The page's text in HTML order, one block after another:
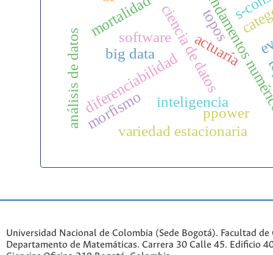
mortalidad
actuaría
ciencia de datos
diferenciabilidad
análisis de datos inteligencia
software
big data
ppower
morfismovariedad estacionaria
topos
Universidad Nacional de Colombia (Sede Bogotá). Facultad de
Departamento de Matemáticas. Carrera 30 Calle 45. Edificio